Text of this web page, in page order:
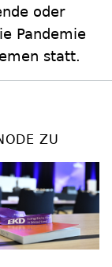
oder
Pandemie
statt.
ZU